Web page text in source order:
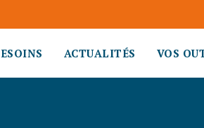
ACTUALITÉS VOS